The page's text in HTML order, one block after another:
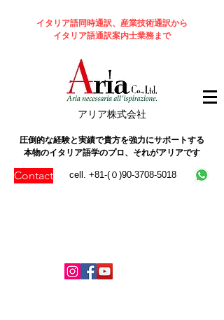
イタリア語同時通訳、産業技術通訳から
イタリア語通訳案内士業務まで
​アリア株式会社
圧倒的な経験と実績で貴方を強力にサポートする
本物のイタリア語学のプロ、それがアリアです
Contact cell. +81-(０)90-3708-5018